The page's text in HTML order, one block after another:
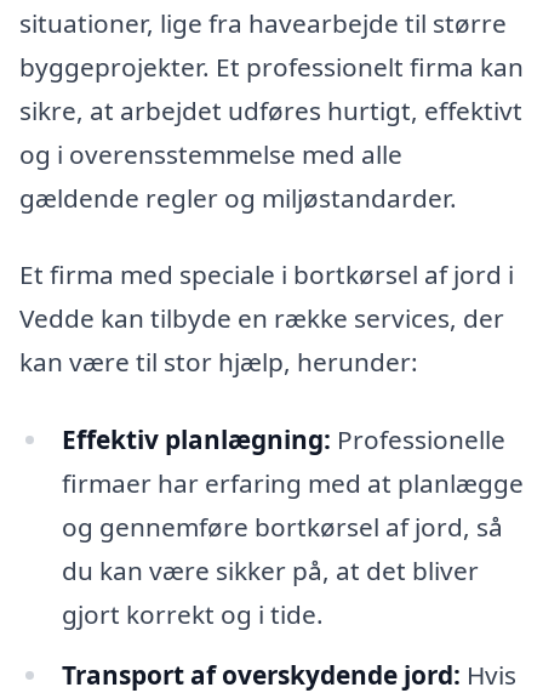
situationer, lige fra havearbejde til større
byggeprojekter. Et professionelt firma kan
sikre, at arbejdet udføres hurtigt, effektivt
og i overensstemmelse med alle
gældende regler og miljøstandarder.
Et firma med speciale i bortkørsel af jord i
Vedde kan tilbyde en række services, der
kan være til stor hjælp, herunder:
Effektiv planlægning: Professionelle
firmaer har erfaring med at planlægge
og gennemføre bortkørsel af jord, så
du kan være sikker på, at det bliver
gjort korrekt og i tide.
Transport af overskydende jord: Hvis